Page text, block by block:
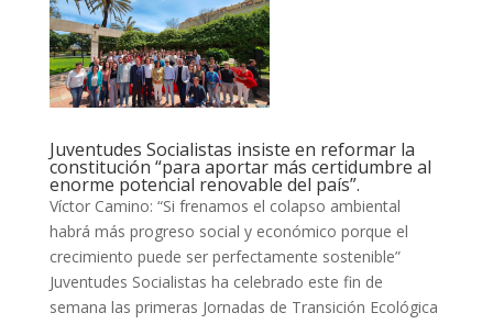
Juventudes Socialistas insiste en reformar la
constitución “para aportar más certidumbre al
enorme potencial renovable del país”.
Víctor Camino: “Si frenamos el colapso ambiental
habrá más progreso social y económico porque el
crecimiento puede ser perfectamente sostenible”
Juventudes Socialistas ha celebrado este fin de
semana las primeras Jornadas de Transición Ecológica